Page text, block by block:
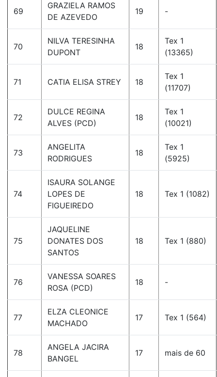
69
GRAZIELA RAMOS
DE AZEVEDO
19 -
70
NILVA TERESINHA
DUPONT
18
Tex 1
(13365)
71 CATIA ELISA STREY 18
Tex 1
(11707)
72
DULCE REGINA
ALVES (PCD)
18
Tex 1
(10021)
73
ANGELITA
RODRIGUES
18
Tex 1
(5925)
74
ISAURA SOLANGE
LOPES DE
FIGUEIREDO
18 Tex 1 (1082)
75
JAQUELINE
DONATES DOS
SANTOS
18 Tex 1 (880)
76
VANESSA SOARES
ROSA (PCD)
18 -
77
ELZA CLEONICE
MACHADO
17 Tex 1 (564)
78
ANGELA JACIRA
BANGEL
17 mais de 60